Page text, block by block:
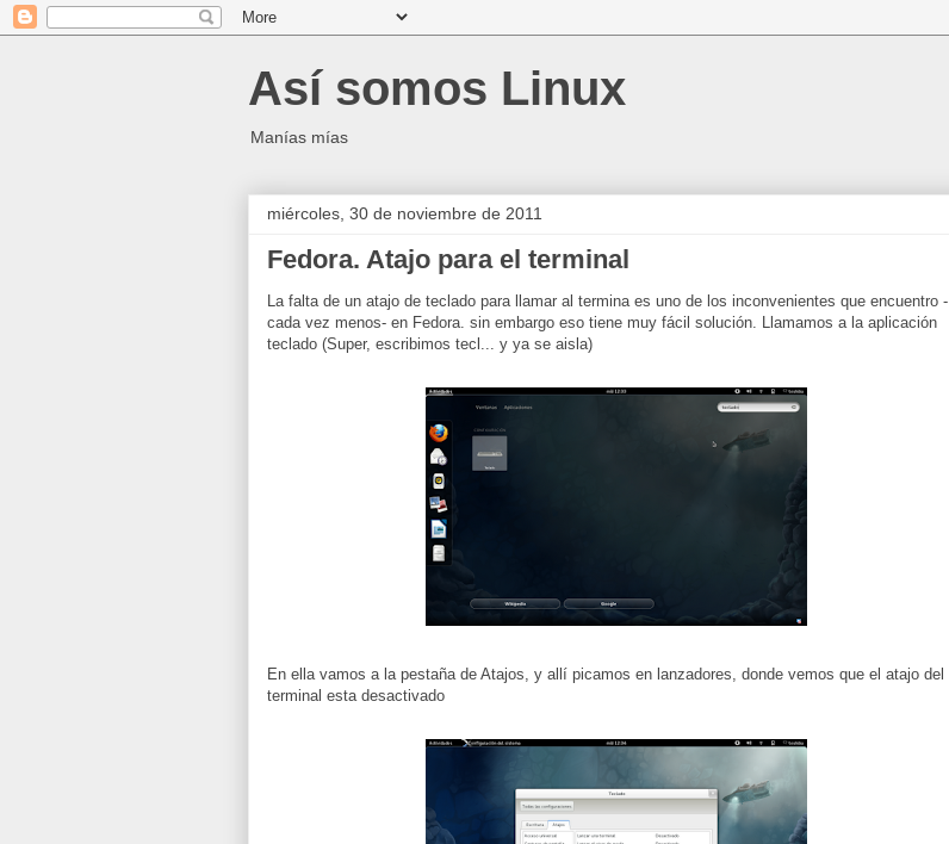
Así somos Linux
Manías mías
miércoles, 30 de noviembre de 2011
Fedora. Atajo para el terminal
La falta de un atajo de teclado para llamar al termina es uno de los inconvenientes que encuentro -
cada vez menos- en Fedora. sin embargo eso tiene muy fácil solución. Llamamos a la aplicación
teclado (Super, escribimos tecl... y ya se aisla)
En ella vamos a la pestaña de Atajos, y allí picamos en lanzadores, donde vemos que el atajo del
terminal esta desactivado